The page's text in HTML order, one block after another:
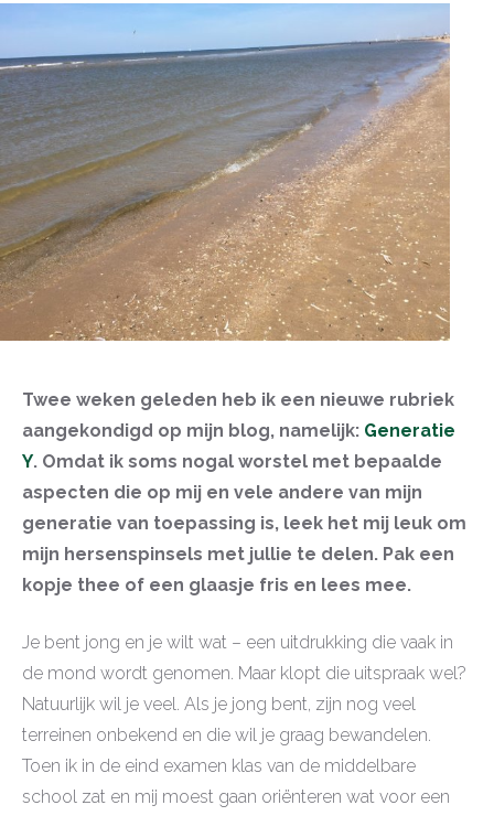
Twee weken geleden heb ik een nieuwe rubriek
aangekondigd op mijn blog, namelijk: Generatie
Y. Omdat ik soms nogal worstel met bepaalde
aspecten die op mij en vele andere van mijn
generatie van toepassing is, leek het mij leuk om
mijn hersenspinsels met jullie te delen. Pak een
kopje thee of een glaasje fris en lees mee.
Je bent jong en je wilt wat – een uitdrukking die vaak in
de mond wordt genomen. Maar klopt die uitspraak wel?
Natuurlijk wil je veel. Als je jong bent, zijn nog veel
terreinen onbekend en die wil je graag bewandelen.
Toen ik in de eind examen klas van de middelbare
school zat en mij moest gaan oriënteren wat voor een